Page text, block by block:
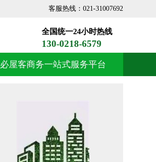
客服热线：021-31007692
全国统一24小时热线
130-0218-6579
必屋客商务一站式服务平台